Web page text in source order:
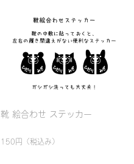
靴 絵合わせ ステッカー
150円 （税込み）